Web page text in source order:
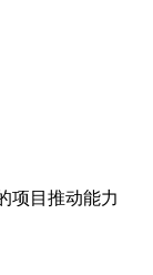
项目推动能力